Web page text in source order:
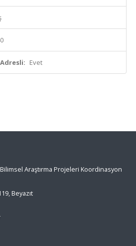
Evet
Araştırma Projeleri Koordinasyon
Beyazıt